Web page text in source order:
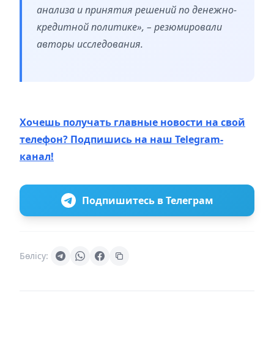
анализа и принятия решений по денежно-
кредитной политике», – резюмировали
авторы исследования.
Хочешь получать главные новости на свой
телефон? Подпишись на наш Telegram-
канал!
Подпишитесь в Телеграм
Бөлісу: